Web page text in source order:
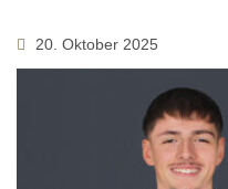
20. Oktober 2025